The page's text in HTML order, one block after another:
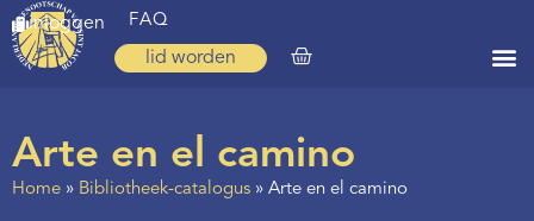
inloggen FAQ
lid worden
Zoeken
Arte en el camino
Home » Bibliotheek-catalogus » Arte en el camino